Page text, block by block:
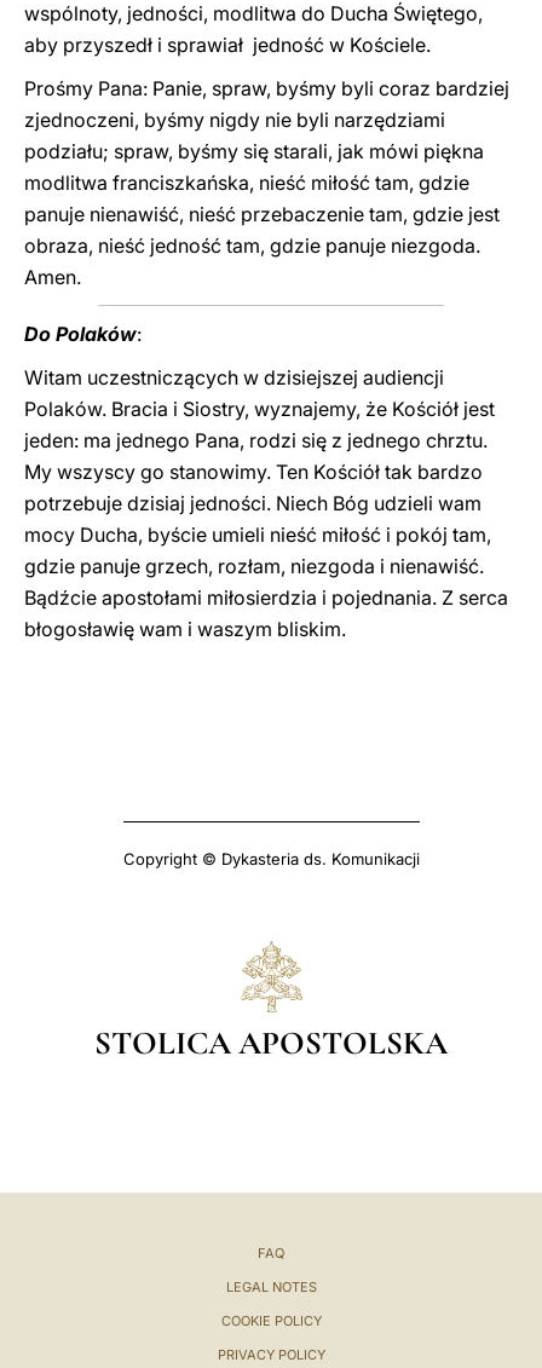
wspólnoty, jedności, modlitwa do Ducha Świętego,
aby przyszedł i sprawiał jedność w Kościele.
Prośmy Pana: Panie, spraw, byśmy byli coraz bardziej
zjednoczeni, byśmy nigdy nie byli narzędziami
podziału; spraw, byśmy się starali, jak mówi piękna
modlitwa franciszkańska, nieść miłość tam, gdzie
panuje nienawiść, nieść przebaczenie tam, gdzie jest
obraza, nieść jedność tam, gdzie panuje niezgoda.
Amen.
Do Polaków:
Witam uczestniczących w dzisiejszej audiencji
Polaków. Bracia i Siostry, wyznajemy, że Kościół jest
jeden: ma jednego Pana, rodzi się z jednego chrztu.
My wszyscy go stanowimy. Ten Kościół tak bardzo
potrzebuje dzisiaj jedności. Niech Bóg udzieli wam
mocy Ducha, byście umieli nieść miłość i pokój tam,
gdzie panuje grzech, rozłam, niezgoda i nienawiść.
Bądźcie apostołami miłosierdzia i pojednania. Z serca
błogosławię wam i waszym bliskim.
Copyright © Dykasteria ds. Komunikacji
STOLICA APOSTOLSKA
FAQ
LEGAL NOTES
COOKIE POLICY
PRIVACY POLICY